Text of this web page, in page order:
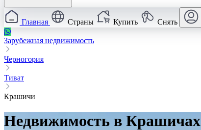
Главная Страны Купить Снять
Зарубежная недвижимость
Черногория
Тиват
Крашичи
Недвижимость в Крашичах